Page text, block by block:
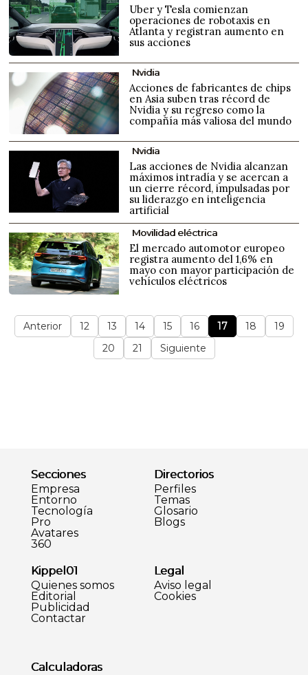
Uber y Tesla comienzan
operaciones de robotaxis en
Atlanta y registran aumento en
sus acciones
Nvidia
Acciones de fabricantes de chips
en Asia suben tras récord de
Nvidia y su regreso como la
compañía más valiosa del mundo
Nvidia
Las acciones de Nvidia alcanzan
máximos intradía y se acercan a
un cierre récord, impulsadas por
su liderazgo en inteligencia
artificial
Movilidad eléctrica
El mercado automotor europeo
registra aumento del 1,6% en
mayo con mayor participación de
vehículos eléctricos
Anterior 12 13 14 15 16 17 18
19
20
21 Siguiente
Secciones
Empresa
Entorno
Tecnología
Pro
Avatares
360
Directorios
Perfiles
Temas
Glosario
Blogs
Kippel01
Quienes somos
Editorial
Publicidad
Contactar
Legal
Aviso legal
Cookies
Calculadoras